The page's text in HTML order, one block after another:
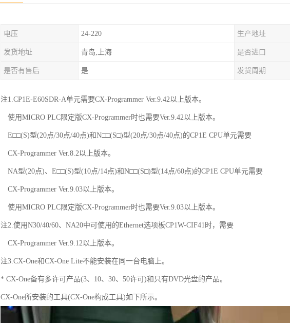
电压 24-220 生产地址
发货地址 青岛,上海 是否进口
是否有售后 是 发货周期
注1.CP1E-E60SDR-A单元需要CX-Programmer Ver.9.42以上版本。
使用MICRO PLC限定版CX-Programmer时也需要Ver.9.42以上版本。
E□□(S)型(20点/30点/40点)和N□□(S□)型(20点/30点/40点)的CP1E CPU单元需要
CX-Programmer Ver.8.2以上版本。
NA型(20点)、E□□(S)型(10点/14点)和N□□(S□)型(14点/60点)的CP1E CPU单元需要
CX-Programmer Ver.9.03以上版本。
使用MICRO PLC限定版CX-Programmer时也需要Ver.9.03以上版本。
注2.使用N30/40/60、NA20中可使用的Ethernet选项板CP1W-CIF41时，需要
CX-Programmer Ver.9.12以上版本。
注3.CX-One和CX-One Lite不能安装在同一台电脑上。
* CX-One备有多许可产品(3、10、30、50许可)和只有DVD光盘的产品。
CX-One所安装的工具(CX-One构成工具)如下所示。